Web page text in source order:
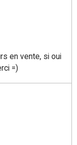
en vente, si oui
=)